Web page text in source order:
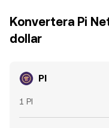
Konvertera Pi
dollar
PI
1 PI